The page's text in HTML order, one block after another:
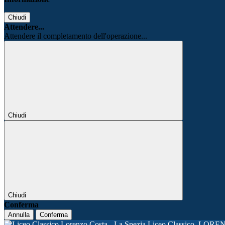
Chiudi
Attendere...
Attendere il completamento dell'operazione...
Chiudi
Chiudi
Conferma
Annulla Conferma